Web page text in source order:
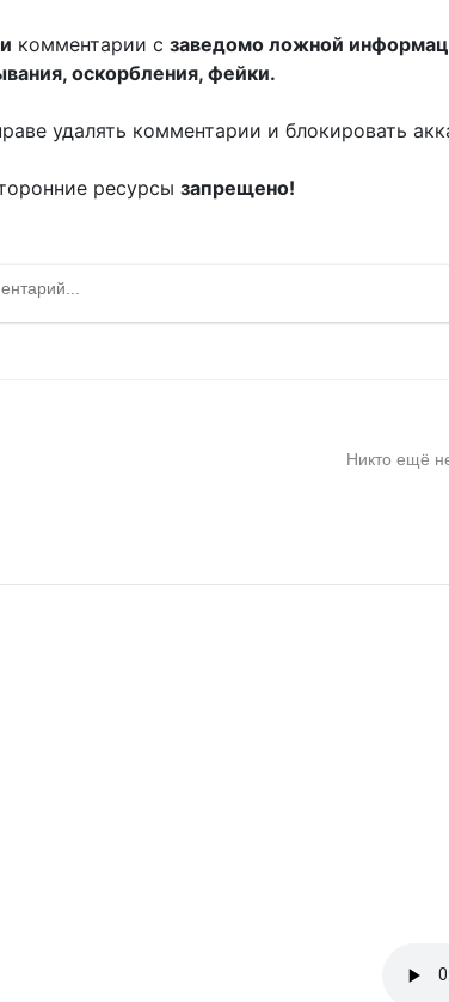
комментарии с заведомо ложной
оскорбления, фейки.
удалять комментарии и блокировать
ресурсы запрещено!
Никто ещё